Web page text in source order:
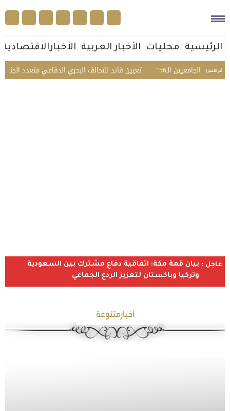
الرئيسية محليات الأخبار العربية الأخبارالاقتصادية
أخر الأخبار | المرور يضبط 2357 تعيين قائد للتحالف البحري الدفاعي متعدد الجنسيات الـ56
عاجل : بيان قمة مكة: اتفاقية دفاع مشترك بين السعودية
وتركيا وباكستان لتعزيز الردع الجماعي
أخبارمتنوعة